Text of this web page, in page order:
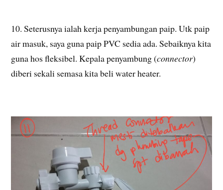
10. Seterusnya ialah kerja penyambungan paip. Utk paip
air masuk, saya guna paip PVC sedia ada. Sebaiknya kita
guna hos fleksibel. Kepala penyambung (connector)
diberi sekali semasa kita beli water heater.